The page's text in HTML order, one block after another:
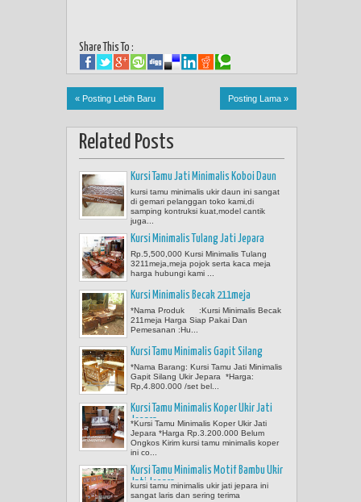
Share This To :
« Posting Lebih Baru Posting Lama »
Related Posts
Kursi Tamu Jati Minimalis Koboi Daun
kursi tamu minimalis ukir daun ini sangat
di gemari pelanggan toko kami,di
samping kontruksi kuat,model cantik
juga...
Kursi Minimalis Tulang Jati Jepara
Rp.5,500,000 Kursi Minimalis Tulang
3211meja,meja pojok serta kaca meja
harga hubungi kami ...
Kursi Minimalis Becak 211meja
*Nama Produk :Kursi Minimalis Becak
211meja Harga Siap Pakai Dan
Pemesanan :Hu...
Kursi Tamu Minimalis Gapit Silang
*Nama Barang: Kursi Tamu Jati Minimalis
Gapit Silang Ukir Jepara *Harga:
Rp,4.800.000 /set bel...
Kursi Tamu Minimalis Koper Ukir Jati
Jepara
*Kursi Tamu Minimalis Koper Ukir Jati
Jepara *Harga Rp.3.200.000 Belum
Ongkos Kirim kursi tamu minimalis koper
ini co...
Kursi Tamu Minimalis Motif Bambu Ukir
Jati Jepara
kursi tamu minimalis ukir jati jepara ini
sangat laris dan sering terima